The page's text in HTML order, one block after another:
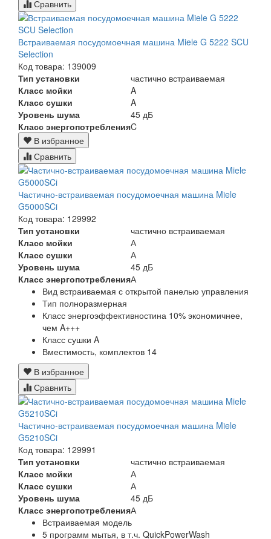
Сравнить
Встраиваемая посудомоечная машина Miele G 5222 SCU
Selection
Код товара: 139009
Тип установки
частично встраиваемая
Класс мойки
A
Класс сушки
A
Уровень шума
45 дБ
Класс энергопотребленияC
В избранное
Сравнить
Частично-встраиваемая посудомоечная машина Miele
G5000SCi
Код товара: 129992
Тип установки
частично встраиваемая
Класс мойки
А
Класс сушки
А
Уровень шума
45 дБ
Класс энергопотребленияА
Вид встраиваемая с открытой панелью управления
Тип полноразмерная
Класс энергоэффективностина 10% экономичнее,
чем A+++
Класс сушки A
Вместимость, комплектов 14
В избранное
Сравнить
Частично-встраиваемая посудомоечная машина Miele
G5210SCi
Код товара: 129991
Тип установки
частично встраиваемая
Класс мойки
А
Класс сушки
А
Уровень шума
45 дБ
Класс энергопотребленияА
Встраиваемая модель
5 программ мытья, в т.ч. QuickPowerWash